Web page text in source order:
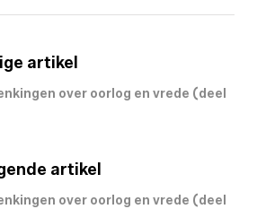
artikel
over oorlog en vrede (deel
artikel
over oorlog en vrede (deel